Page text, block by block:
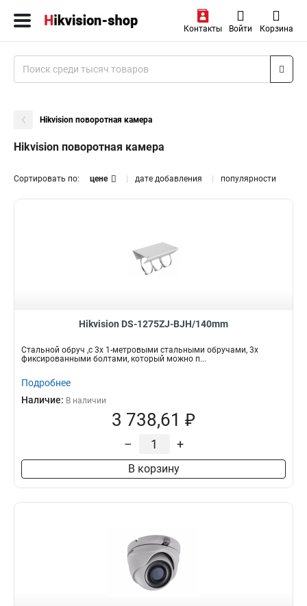
Контакты Войти Корзина
Hikvision поворотная камера
Hikvision поворотная камера
Сортировать по: цене дате добавления популярности
Hikvision DS-1275ZJ-BJH/140mm
Стальной обруч ,с 3x 1-метровыми стальными обручами, 3x
фиксированными болтами, который можно п...
Подробнее
Наличие: В наличии
3 738,61 ₽
– +
В корзину